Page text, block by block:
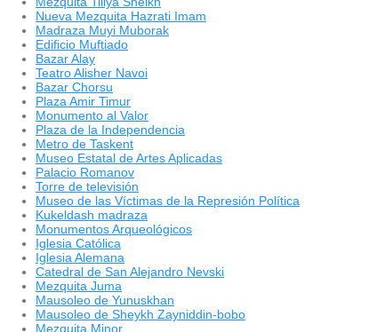
Nueva Mezquita Hazrati Imam
Madraza Muyi Muborak
Edificio Muftiado
Bazar Alay
Teatro Alisher Navoi
Bazar Chorsu
Plaza Amir Timur
Monumento al Valor
Plaza de la Independencia
Metro de Taskent
Museo Estatal de Artes Aplicadas
Palacio Romanov
Torre de televisión
Museo de las Víctimas de la Represión Política
Kukeldash madraza
Monumentos Arqueológicos
Iglesia Católica
Iglesia Alemana
Catedral de San Alejandro Nevski
Mezquita Juma
Mausoleo de Yunuskhan
Mausoleo de Sheykh Zayniddin-bobo
Mezquita Minor